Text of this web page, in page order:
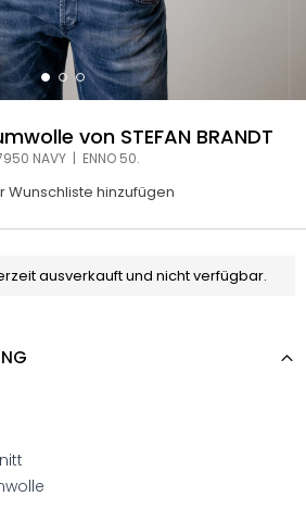
von STEFAN BRANDT
NAVY | ENNO 50.
Wunschliste hinzufügen
ausverkauft und nicht verfügbar.